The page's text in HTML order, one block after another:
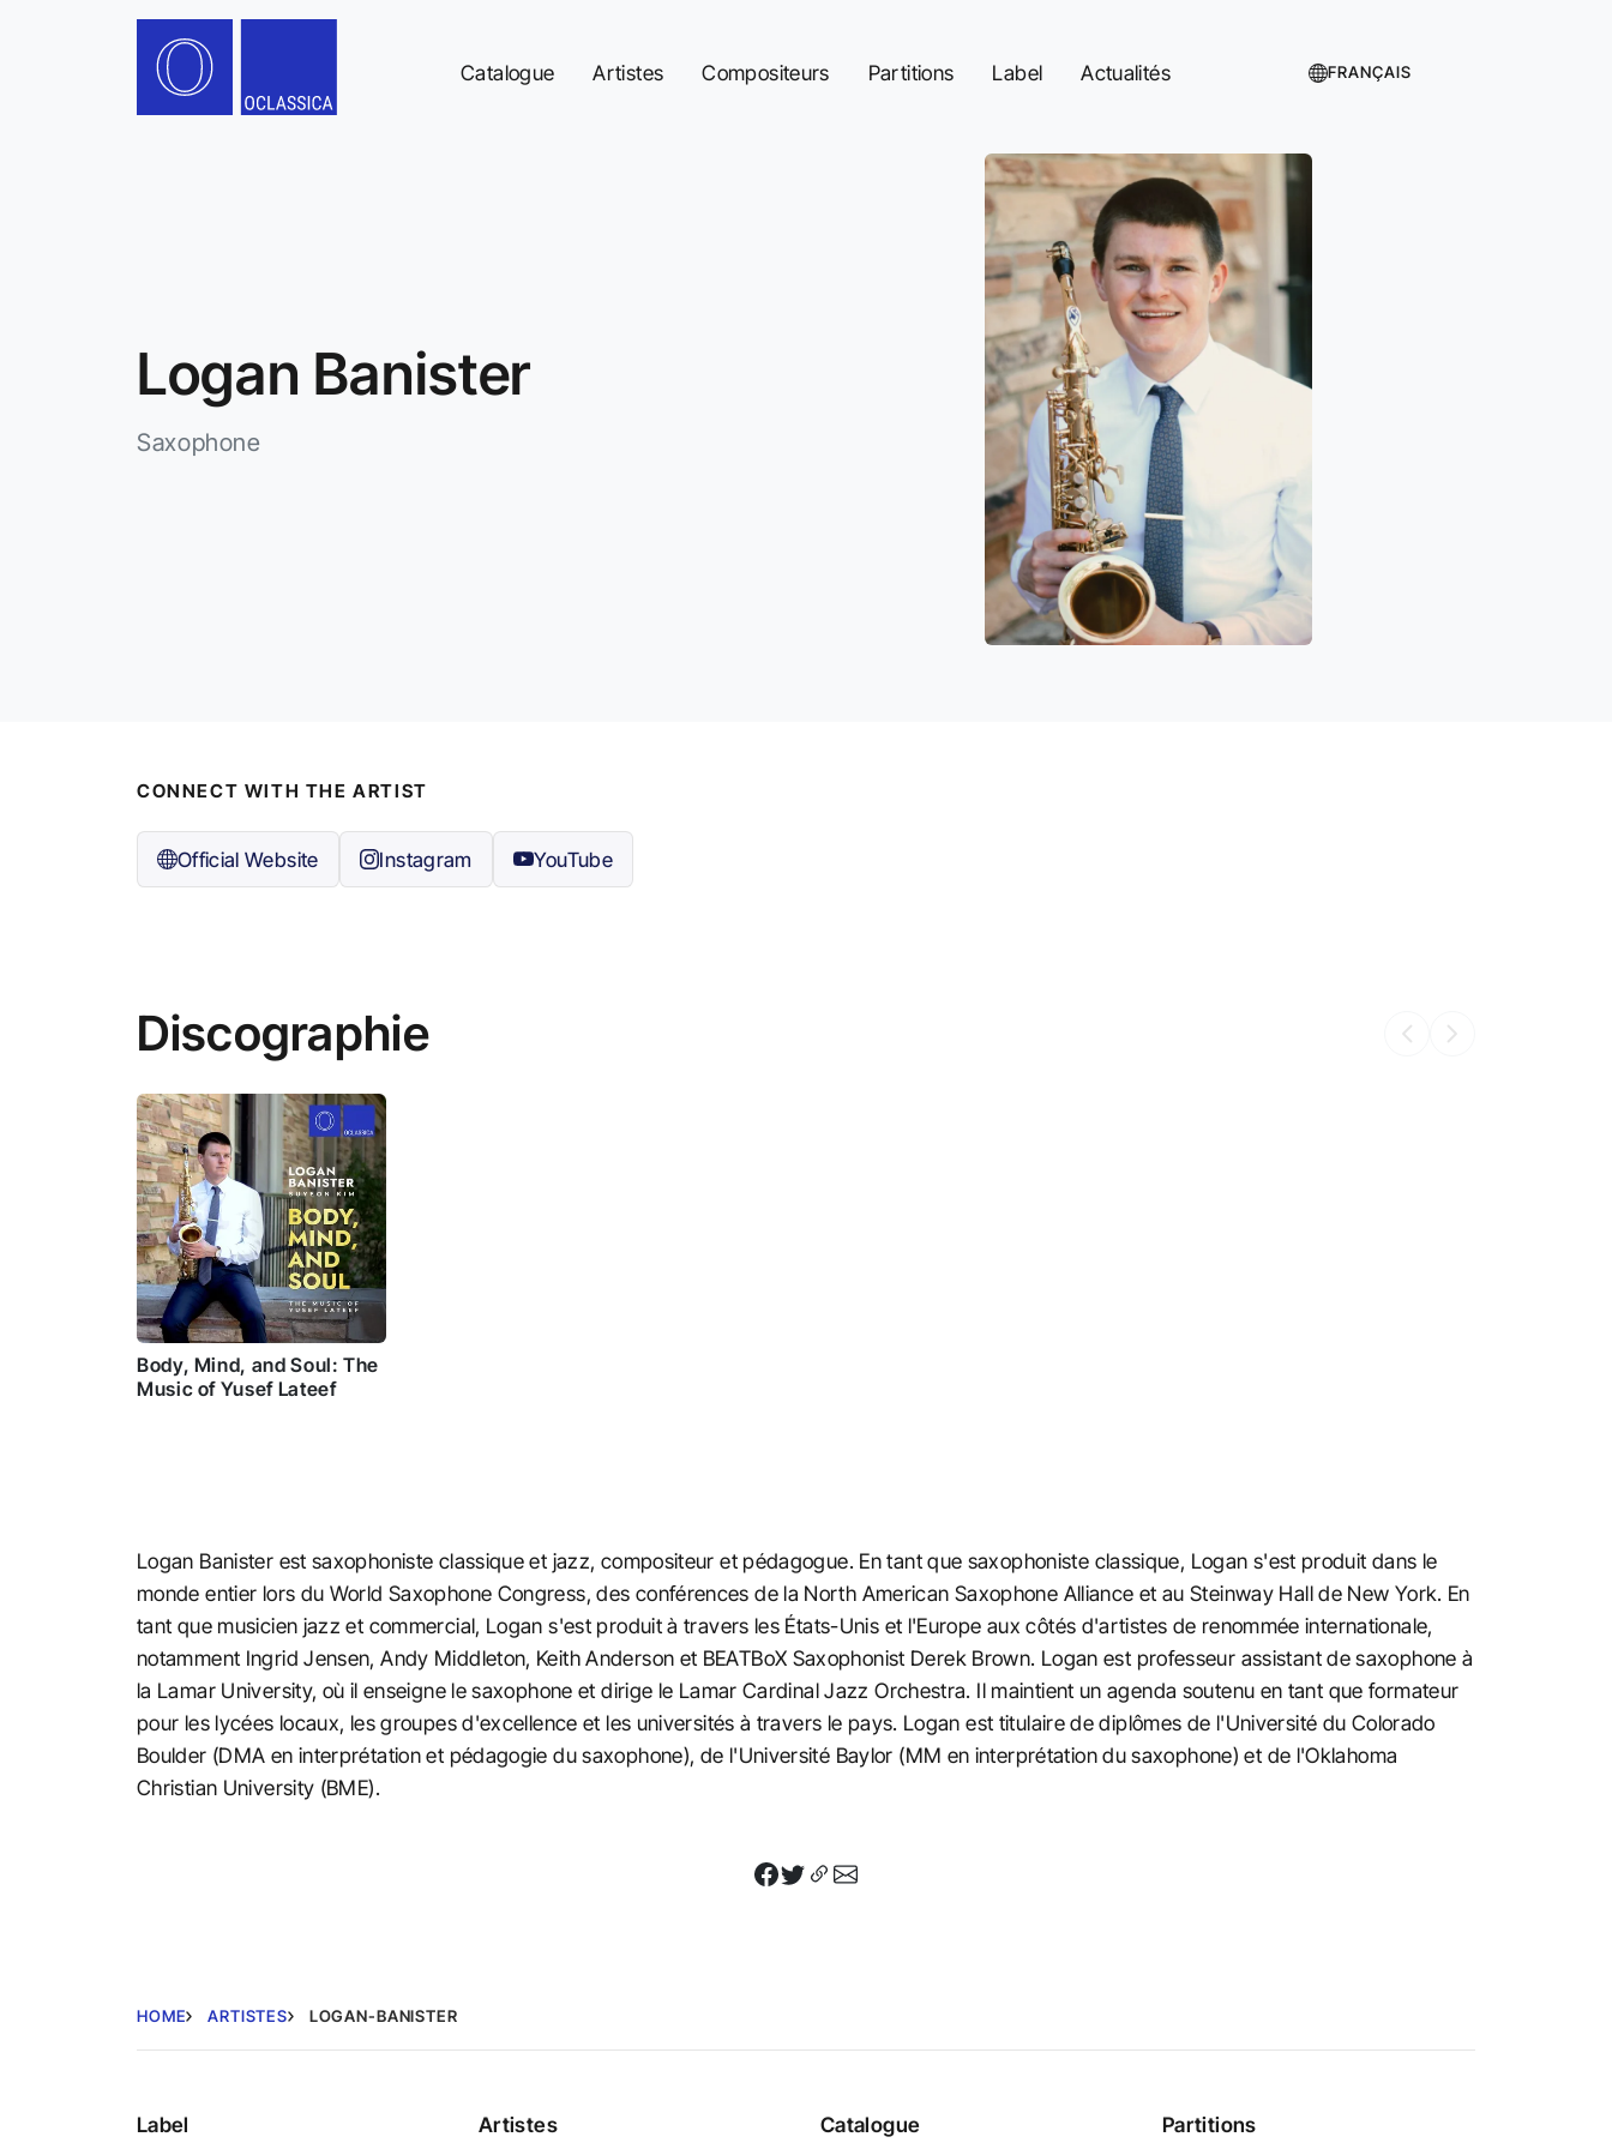
Catalogue Artistes Compositeurs Partitions Label Actualités FRANÇAIS
Logan Banister
Saxophone
CONNECT WITH THE ARTIST
Official Website Instagram YouTube
Discographie
Body, Mind, and Soul: The
Music of Yusef Lateef
Logan Banister est saxophoniste classique et jazz, compositeur et pédagogue. En tant que saxophoniste classique, Logan s'est produit dans le
monde entier lors du World Saxophone Congress, des conférences de la North American Saxophone Alliance et au Steinway Hall de New York. En
tant que musicien jazz et commercial, Logan s'est produit à travers les États-Unis et l'Europe aux côtés d'artistes de renommée internationale,
notamment Ingrid Jensen, Andy Middleton, Keith Anderson et BEATBoX Saxophonist Derek Brown. Logan est professeur assistant de saxophone à
la Lamar University, où il enseigne le saxophone et dirige le Lamar Cardinal Jazz Orchestra. Il maintient un agenda soutenu en tant que formateur
pour les lycées locaux, les groupes d'excellence et les universités à travers le pays. Logan est titulaire de diplômes de l'Université du Colorado
Boulder (DMA en interprétation et pédagogie du saxophone), de l'Université Baylor (MM en interprétation du saxophone) et de l'Oklahoma
Christian University (BME).
HOME ARTISTES LOGAN-BANISTER
Label Artistes Catalogue Partitions